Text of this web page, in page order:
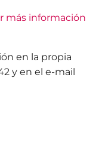
más información
en la propia
y en el e-mail